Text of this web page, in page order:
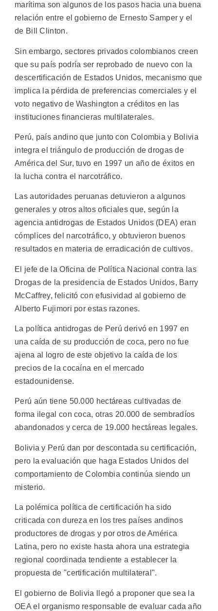
marítima son algunos de los pasos hacia una buena
relación entre el gobierno de Ernesto Samper y el
de Bill Clinton.
Sin embargo, sectores privados colombianos creen
que su país podría ser reprobado de nuevo con la
descertificación de Estados Unidos, mecanismo que
implica la pérdida de preferencias comerciales y el
voto negativo de Washington a créditos en las
instituciones financieras multilaterales.
Perú, país andino que junto con Colombia y Bolivia
integra el triángulo de producción de drogas de
América del Sur, tuvo en 1997 un año de éxitos en
la lucha contra el narcotráfico.
Las autoridades peruanas detuvieron a algunos
generales y otros altos oficiales que, según la
agencia antidrogas de Estados Unidos (DEA) eran
cómplices del narcotráfico, y obtuvieron buenos
resultados en materia de erradicación de cultivos.
El jefe de la Oficina de Política Nacional contra las
Drogas de la presidencia de Estados Unidos, Barry
McCaffrey, felicitó con efusividad al gobierno de
Alberto Fujimori por estas razones.
La política antidrogas de Perú derivó en 1997 en
una caída de su producción de coca, pero no fue
ajena al logro de este objetivo la caída de los
precios de la cocaína en el mercado
estadounidense.
Perú aún tiene 50.000 hectáreas cultivadas de
forma ilegal con coca, otras 20.000 de sembradíos
abandonados y cerca de 19.000 hectáreas legales.
Bolivia y Perú dan por descontada su certificación,
pero la evaluación que haga Estados Unidos del
comportamiento de Colombia continúa siendo un
misterio.
La polémica política de certificación ha sido
criticada con dureza en los tres países andinos
productores de drogas y por otros de América
Latina, pero no existe hasta ahora una estrategia
regional coordinada tendiente a establecer la
propuesta de "certificación multilateral".
El gobierno de Bolivia llegó a proponer que sea la
OEA el organismo responsable de evaluar cada año